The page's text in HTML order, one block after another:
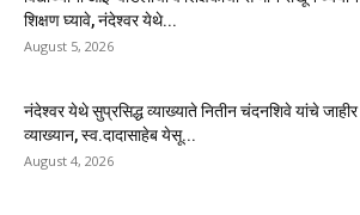
शिक्षण घ्यावे, नंदेश्वर येथे...
August 5, 2026
नंदेश्वर येथे सुप्रसिद्ध व्याख्याते नितीन चंदनशिवे यांचे जाहीर
व्याख्यान, स्व.दादासाहेब येसू...
August 4, 2026